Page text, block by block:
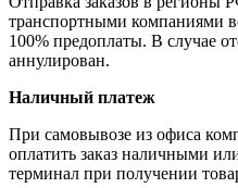
транспортными компаниями
100% предоплаты. В случае
аннулирован.
Наличный платеж
При самовывозе из офиса
оплатить заказ наличными
терминал при получении